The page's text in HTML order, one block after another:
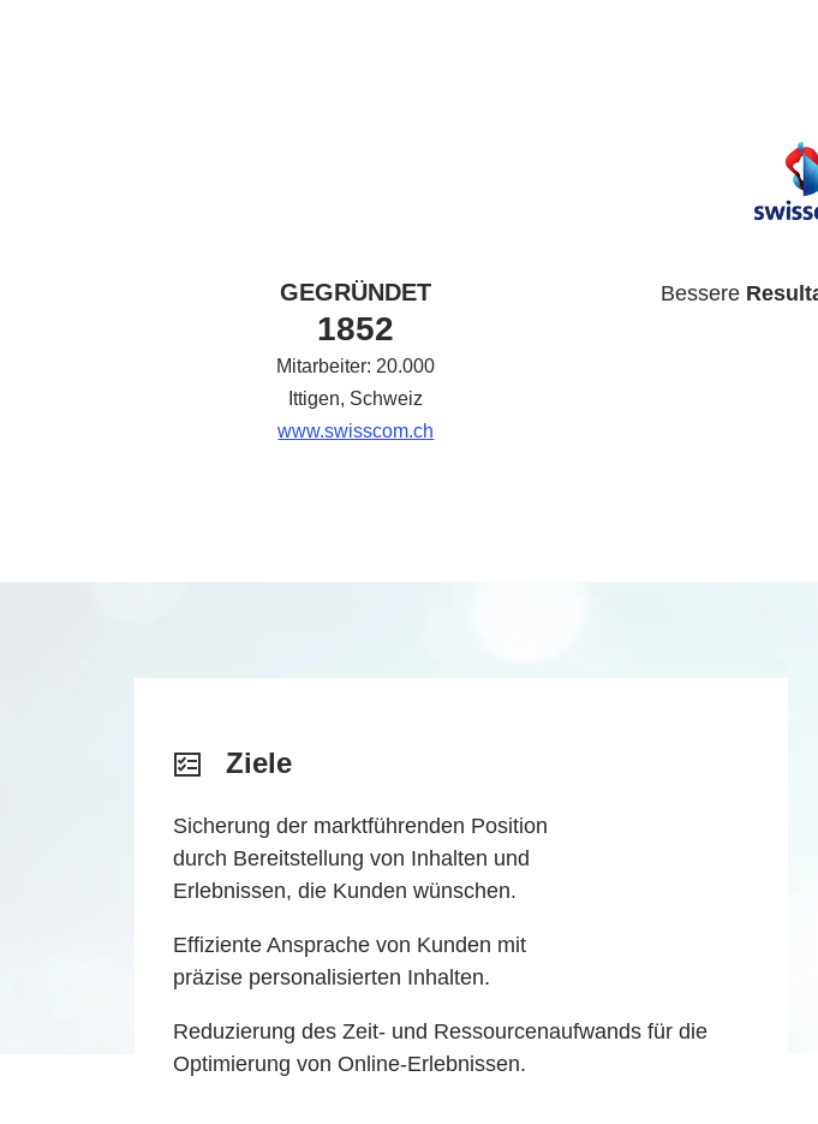
GEGRÜNDET
1852
Mitarbeiter: 20.000
Ittigen, Schweiz
www.swisscom.ch
Bessere
Ziele
Sicherung der marktführenden Position
durch Bereitstellung von Inhalten und
Erlebnissen, die Kunden wünschen.
Effiziente Ansprache von Kunden mit
präzise personalisierten Inhalten.
Reduzierung des Zeit- und Ressourcenaufwands für die
Optimierung von Online-Erlebnissen.